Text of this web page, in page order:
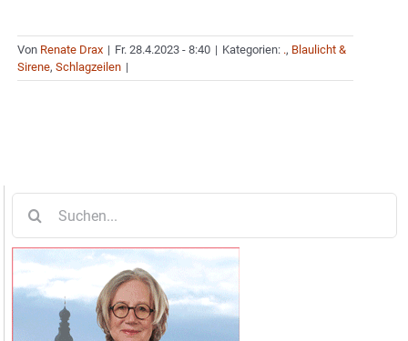
Von Renate Drax | Fr. 28.4.2023 - 8:40 | Kategorien: ., Blaulicht &
Sirene, Schlagzeilen |
nach: